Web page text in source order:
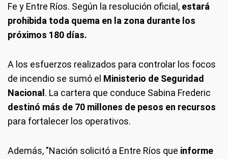
Fe y Entre Ríos. Según la resolución oficial, estará
prohibida toda quema en la zona durante los
próximos 180 días.
A los esfuerzos realizados para controlar los focos
de incendio se sumó el Ministerio de Seguridad
Nacional . La cartera que conduce Sabina Frederic
destinó más de 70 millones de pesos en recursos
para fortalecer los operativos.
Además, "Nación solicitó a Entre Ríos que informe